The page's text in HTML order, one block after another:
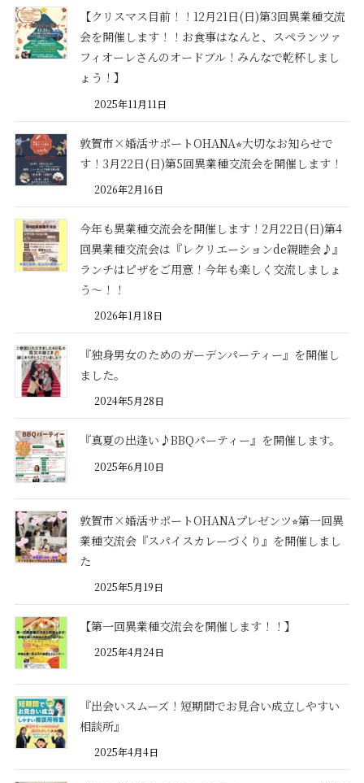
【クリスマス目前！！12月21日(日)第3回異業種交流
会を開催します！！お食事はなんと、スペランツァ
フィオーレさんのオードブル！みんなで乾杯しまし
ょう！】
2025年11月11日
敦賀市×婚活サポートOHANA⭐︎大切なお知らせで
す！3月22日(日)第5回異業種交流会を開催します！
2026年2月16日
今年も異業種交流会を開催します！2月22日(日)第4
回異業種交流会は『レクリエーションde親睦会♪』
ランチはピザをご用意！今年も楽しく交流しましょ
う〜！！
2026年1月18日
『独身男女のためのガーデンパーティー』を開催し
ました。
2024年5月28日
『真夏の出逢い♪BBQパーティー』を開催します。
2025年6月10日
敦賀市×婚活サポートOHANAプレゼンツ⭐︎第一回異
業種交流会『スパイスカレーづくり』を開催しまし
た
2025年5月19日
【第一回異業種交流会を開催します！！】
2025年4月24日
『出会いスムーズ！短期間でお見合い成立しやすい
相談所』
2025年4月4日